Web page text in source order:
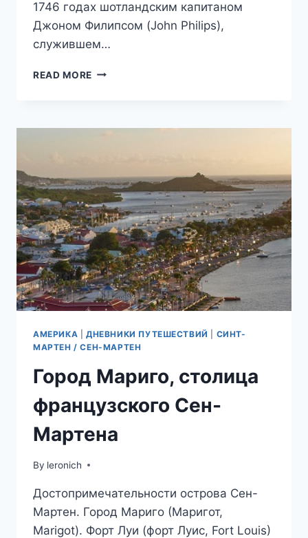
1746 годах шотландским капитаном
Джоном Филипсом (John Philips),
служившем…
READ MORE ФИЛИПСБУРГ,
МАРТЕНА
АМЕРИКА ДНЕВНИКИ ПУТЕШЕСТВИЙ
СИНТ-
МАРТЕН / СЕН-МАРТЕН
Город Мариго, столица
французского Сен-
Мартена
By leronich
Достопримечательности острова Сен-
Мартен. Город Мариго (Маригот,
Marigot). Форт Луи (форт Луис, Fort Louis)